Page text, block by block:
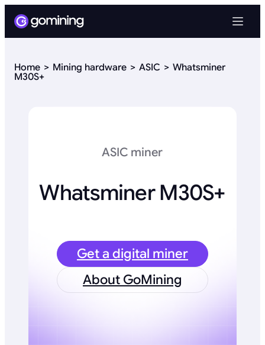
Home Mining hardware ASIC
Whatsminer
M30S+
ASIC miner
Whatsminer M30S+
Get a digital miner
About GoMining